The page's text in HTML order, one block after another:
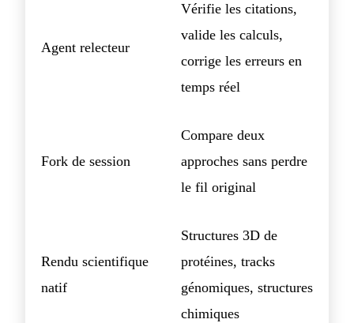
Agent relecteur
Vérifie les citations,
valide les calculs,
corrige les erreurs en
temps réel
Fork de session
Compare deux
approches sans perdre
le fil original
Rendu scientifique
natif
Structures 3D de
protéines, tracks
génomiques, structures
chimiques